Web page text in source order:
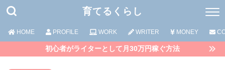
育てるくらし
HOME PROFILE WORK WRITER MONEY
初心者がライターとして月30万円稼ぐ方法